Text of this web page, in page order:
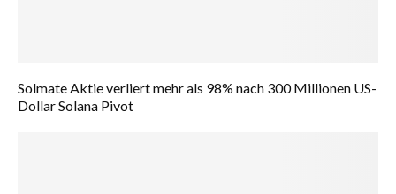
Solmate Aktie verliert mehr als 98% nach 300 Millionen US-
Dollar Solana Pivot